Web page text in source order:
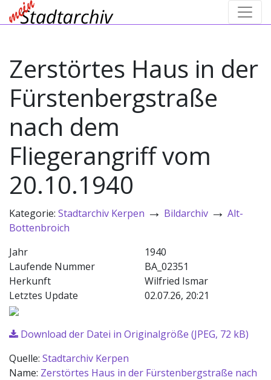
Zerstörtes Haus in der
Fürstenbergstraße
nach dem
Fliegerangriff vom
20.10.1940
Kategorie: Stadtarchiv Kerpen → Bildarchiv → Alt-
Bottenbroich
Jahr
1940
Laufende Nummer
BA_02351
Herkunft
Wilfried Ismar
Letztes Update
02.07.26, 20:21
Download der Datei in Originalgröße (JPEG, 72 kB)
Quelle: Stadtarchiv Kerpen
Name: Zerstörtes Haus in der Fürstenbergstraße nach